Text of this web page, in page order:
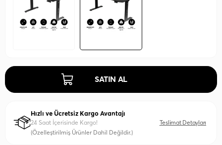
SATIN AL
Hızlı ve Ücretsiz Kargo Avantajı
24 Saat İçerisinde Kargo!
(Özelleştirilmiş Ürünler Dahil Değildir.)
Teslimat Detayları